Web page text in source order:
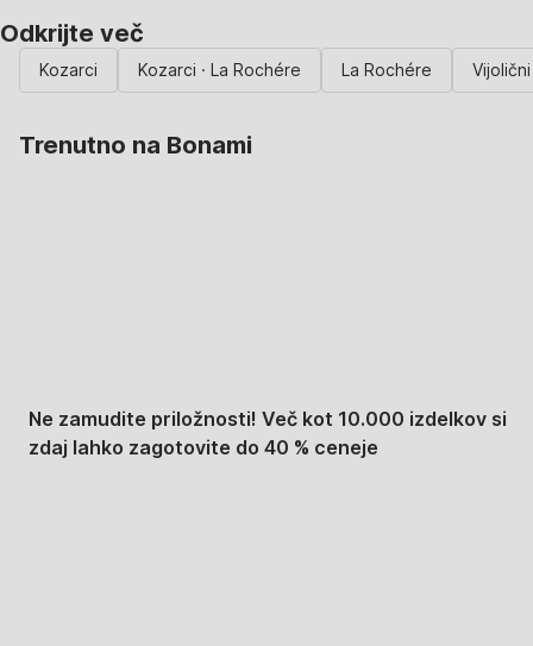
Odkrijte več
Kozarci Kozarci · La Rochére La Rochére
Trenutno na Bonami
Ne zamudite priložnosti! Več kot 10.000 izdelkov si
zdaj lahko zagotovite do 40 % ceneje